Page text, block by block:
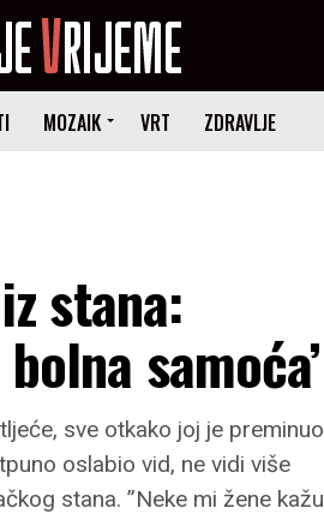
MOZAIK VRT ZDRAVLJE
stana:
samoća’
sve otkako joj je preminuo
oslabio vid, ne vidi više
stana. ”Neke mi žene kažu